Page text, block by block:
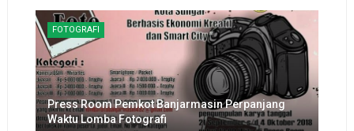
FOTOGRAFI
Press Room Pemkot Banjarmasin Perpanjang
Waktu Lomba Fotografi